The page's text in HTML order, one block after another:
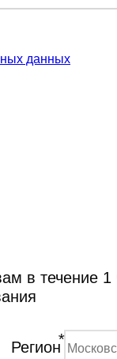
данных
в течение 1
Регион*